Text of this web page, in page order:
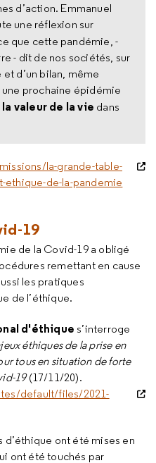
d’action. Emmanuel
une réflexion sur
ce que cette pandémie, -
- dit de nos sociétés, sur
d’un bilan, même
prochaine épidémie
la valeur de la vie dans
la-grande-table-
ethique-de-la-pandemie
19
de la Covid-19 a obligé
remettant en cause
les pratiques
de l’éthique.
d'éthique s’interroge
éthiques de la prise en
tous en situation de forte
19(17/11/20).
default/files/2021-
d’éthique ont été mises en
ont été touchés par